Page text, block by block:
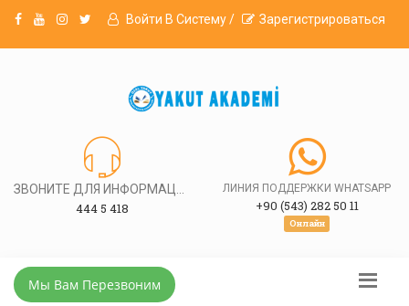
Войти В Систему / Зарегистрироваться
444 5 418
ЛИНИЯ ПОДДЕРЖКИ WHATSAPP
+90 (543) 282 50 11
Онлайн
Мы Вам Перезвоним